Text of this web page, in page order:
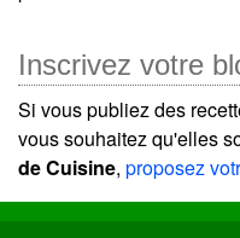
Inscrivez votre
Si vous publiez des
vous souhaitez qu'elles
de Cuisine, proposez